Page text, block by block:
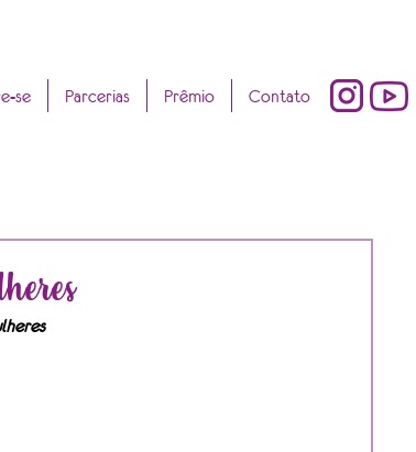
se Parcerias Prêmio Contato